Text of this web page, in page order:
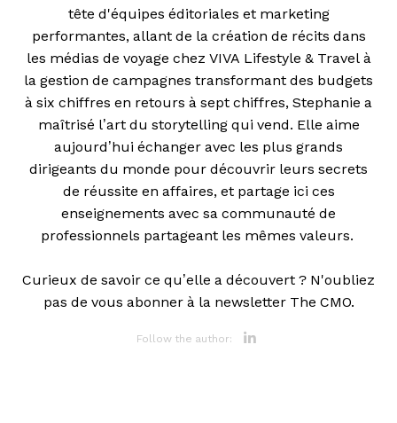
tête d'équipes éditoriales et marketing
performantes, allant de la création de récits dans
les médias de voyage chez VIVA Lifestyle & Travel à
la gestion de campagnes transformant des budgets
à six chiffres en retours à sept chiffres, Stephanie a
maîtrisé l’art du storytelling qui vend. Elle aime
aujourd’hui échanger avec les plus grands
dirigeants du monde pour découvrir leurs secrets
de réussite en affaires, et partage ici ces
enseignements avec sa communauté de
professionnels partageant les mêmes valeurs.
Curieux de savoir ce qu’elle a découvert ? N'oubliez
pas de vous abonner à la newsletter The CMO.
Follow the author: